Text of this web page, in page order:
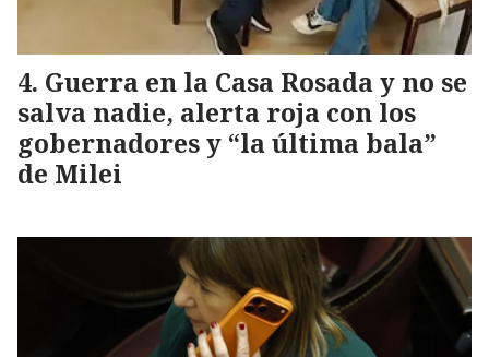
Guerra en la Casa Rosada y no se
salva nadie, alerta roja con los
gobernadores y “la última bala”
de Milei